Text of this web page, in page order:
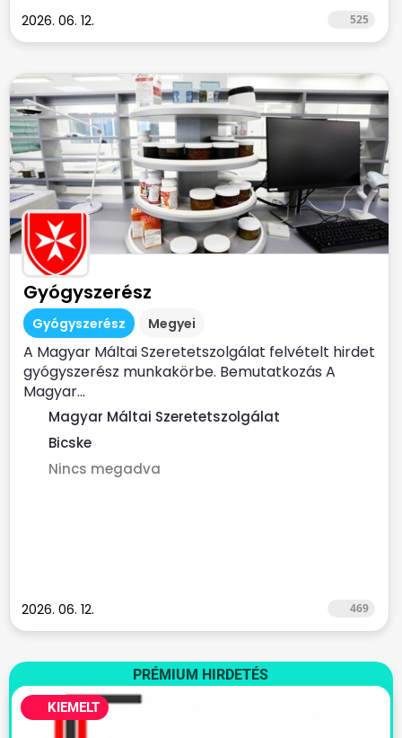
2026. 06. 12. 525
Gyógyszerész
Gyógyszerész Megyei
A Magyar Máltai Szeretetszolgálat felvételt hirdet
gyógyszerész munkakörbe. Bemutatkozás A
Magyar...
Magyar Máltai Szeretetszolgálat
Bicske
Nincs megadva
2026. 06. 12. 469
PRÉMIUM HIRDETÉS
KIEMELT